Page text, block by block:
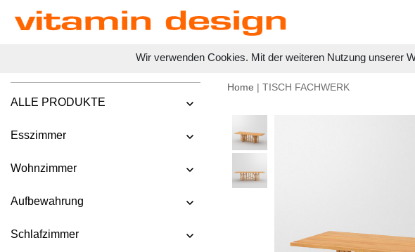
Wir verwenden Cookies. Mit der weiteren Nutzung unserer
ALLE PRODUKTE
Esszimmer
Wohnzimmer
Aufbewahrung
Schlafzimmer
Home | TISCH FACHWERK